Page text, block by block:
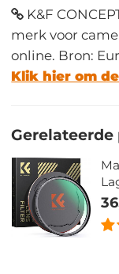
K&F
merk voor
online. Bron:
Klik hier om